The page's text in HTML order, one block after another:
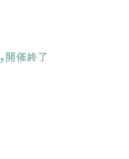
開催終了